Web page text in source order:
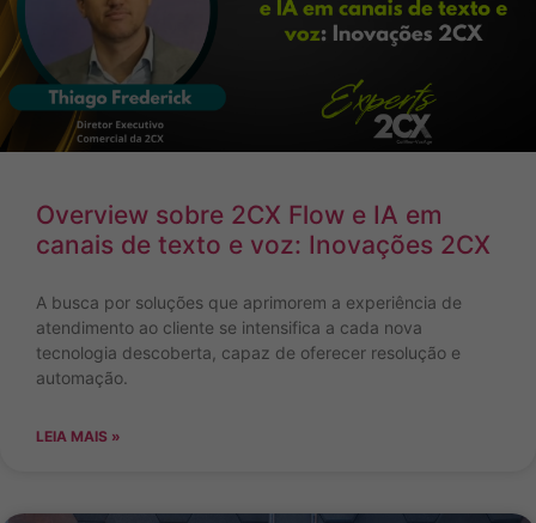
Overview sobre 2CX Flow e IA em
canais de texto e voz: Inovações 2CX
A busca por soluções que aprimorem a experiência de
atendimento ao cliente se intensifica a cada nova
tecnologia descoberta, capaz de oferecer resolução e
automação.
LEIA MAIS »